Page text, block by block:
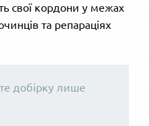
свої кордони у межах
та репараціях
добірку лише